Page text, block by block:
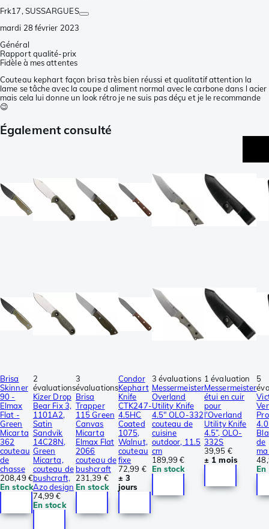
Frk17, SUSSARGUES
mardi 28 février 2023
Général
Rapport qualité-prix
Fidèle à mes attentes
Couteau kephart façon brisa très bien réussi et qualitatif attention la
lame se tâche avec la coupe d aliment normal avec le carbone dans l acier
mais cela lui donne un look rétro je ne suis pas déçu et je le recommande
😉
Également consulté
Brisa
Skinner
90 -
Elmax
Flat -
Green
Micarta
362
couteau
de
chasse
208,49 €
En stock
2
évaluations
Kizer Drop
Bear Fix 3,
1101A2,
Satin
Sandvik
14C28N,
Green
Micarta,
couteau de
bushcraft,
Azo design
74,99 €
En stock
3
évaluations
Brisa
Trapper
115 Green
Canvas
Micarta
Elmax Flat
2066
couteau de
bushcraft
231,39 €
En stock
Condor
Kephart
Knife
CTK247-
4.5HC
Coated
1075,
Walnut,
couteau
fixe
72,99 €
± 3
jours
3 évaluations
Messermeister
Overland
Utility Knife
4.5″ OLO-332
couteau de
cuisine
outdoor, 11.5
cm
189,99 €
En stock
1 évaluation
Messermeister
étui en cuir
pour
l'Overland
Utility Knife
4.5”, OLO-
332S
39,95 €
± 1 mois
5
de
En